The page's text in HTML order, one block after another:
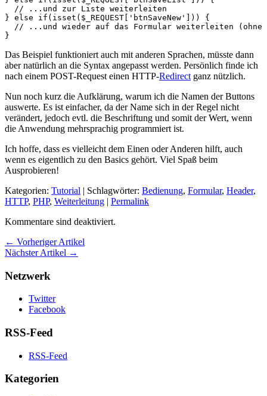
  // ...und zur Liste weiterleiten
} else if(isset($_REQUEST['btnSaveNew'])) {
// ...und wieder auf das Formular weiterleiten (ohne
}
Das Beispiel funktioniert auch mit anderen Sprachen, müsste dann
aber natürlich an die Syntax angepasst werden. Persönlich finde ich
nach einem POST-Request einen HTTP-Redirect ganz nützlich.
Nun noch kurz die Aufklärung, warum ich die Namen der Buttons
auswerte. Es ist einfacher, da der Name sich in der Regel nicht
verändert, jedoch evtl. die Beschriftung und somit der Wert, wenn
die Anwendung mehrsprachig programmiert ist.
Ich hoffe, dass es vielleicht dem Einen oder Anderen hilft, auch
wenn es eigentlich zu den Basics gehört. Viel Spaß beim
Ausprobieren!
Kategorien: Tutorial | Schlagwörter: Bedienung, Formular, Header,
HTTP, PHP, Weiterleitung | Permalink
Kommentare sind deaktiviert.
← Vorheriger Artikel
Nächster Artikel →
Netzwerk
Twitter
Facebook
RSS-Feed
RSS-Feed
Kategorien